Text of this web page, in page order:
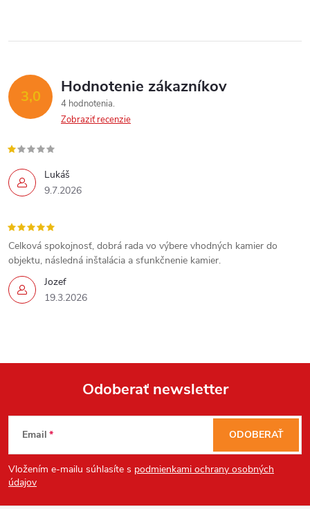
3,0 Hodnotenie zákazníkov
4 hodnotenia
Zobraziť recenzie
Lukáš
9.7.2026
Jozef
19.3.2026
Celková spokojnosť, dobrá rada vo výbere vhodných kamier do
objektu, následná inštalácia a sfunkčnenie kamier.
Z
á
p
Odoberať newsletter
Email
Vložením e-mailu súhlasíte s podmienkami ochrany osobných
údajov
ODOBERAŤ